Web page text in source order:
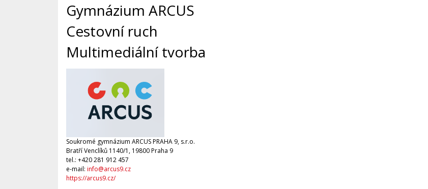
Gymnázium ARCUS
Cestovní ruch
Multimediální tvorba
Soukromé gymnázium ARCUS PRAHA 9, s.r.o.
Bratří Venclíků 1140/1, 19800 Praha 9
tel.: +420 281 912 457
e-mail: info@arcus9.cz
https://arcus9.cz/